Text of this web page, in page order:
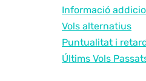
Informació
Vols alternatius
Puntualitat i
Últims Vols